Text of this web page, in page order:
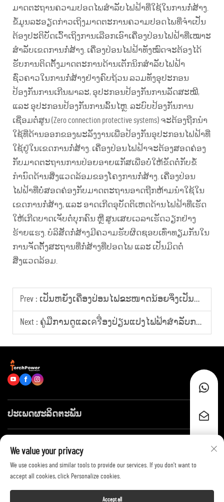
ມາດຕະຖານຄວາມປອດໄພສຳລັບໄຟຟ້າທີ່ໃຊ້ໃນການກໍ່ສ້າງ.
ຂໍ້ມູນລະອຽດກ່າວເຖິງມາດຕະການຄວາມປອດໄພທີ່ຈຳເປັນ
ຕ້ອງປະຕິບັດເວົ້າເຖິງການເລືອກເອົາເຄື່ອງປ່ອນໄຟຟ້າທີ່ເໝາະ
ສຳລັບເຂດການກໍ່ສ້າງ. ເຄື່ອງປ່ອນໄຟຟ້າທັງໝົດຈະຕ້ອງໄດ້
ຮັບການຕິດຕັ້ງມາດຕະການດ້ານເຕັກນິກສຳລັບໄຟຟ້າ
ຊົ່ວຄາວໃນການກໍ່ສ້າງຢ່າງຄົບຖ້ວນ ລວມທັງອຸປະກອນ
ປ້ອງກັນການເກີນພາລະ, ອຸປະກອນປ້ອງກັນການລັດສະໝີ,
ແລະ ອຸປະກອນປ້ອງກັນການລົ້ນໄຫຼ. ລະບົບປ້ອງກັນການ
ເຊື່ອມຕໍ່ສູນ (Zero connection protective systems) ຈະຕ້ອງຖືກນຳ
ໃຊ້ທີ່ດ້ານອອກຂອງພະລັງງານເພື່ອປ້ອງກັນອຸປະກອນໄຟຟ້າທີ່
ໃຊ້ຢູ່ໃນເຂດການກໍ່ສ້າງ. ເຄື່ອງປ່ອນໄຟຟ້າຈະຕ້ອງສອດຄ່ອງ
ກັບມາດຕະຖານການປ່ອຍອາຍແກັສເພື່ອບໍ່ໃຫ້ຂັດຕໍ່ກັບຂໍ້
ກຳນົດດ້ານສິ່ງແວດລ້ອມຂອງໂຄງການກໍ່ສ້າງ. ເຄື່ອງປ່ອນ
ໄຟຟ້າທີ່ບໍ່ສອດຄ່ອງກັບມາດຕະຖານອາດຖືກຫ້າມນຳໃຊ້ໃນ
ເຂດການກໍ່ສ້າງ, ແລະ ອາດເກີດອຸບັດຕິເຫດດ້ານໄຟຟ້າທີ່ເຮັດ
ໃຫ້ເກີດບາດເຈັບຕໍ່ບຸກຄົນ ຫຼື ສູນເສຍເວລາເຮັດວຽກຢ່າງ
ຮ້າຍແຮງ. ບໍລິສັດກໍ່ສ້າງມີຄວາມຮັບຜິດຊອບເທົ່າທຽມກັນໃນ
ການຈັດຕັ້ງສະຖານທີ່ກໍ່ສ້າງທີ່ປອດໄພ ແລະ ເປັນມິດຕໍ່
ສິ່ງແວດລ້ອມ.
Prev : ເປັນຫຍັງເຄື່ອງປ່ອນໄຟຂະໜາດນ້ອຍຈຶ່ງເປັນທາງເລືອກທີ່ເໝາະສົມສຳລັບການສະໜອງພະລັງງານຊົ່ວຄາວ?
Next : ຄູ່ມືການດູແລເครື່ອງປ່ຽນແປງໄຟຟ້າສຳລັບການໃຊ້ງານໄຟຟ້າຢູ່ຕາມທີ່ເປີດ (outdoor) ໃນໄລຍະຍາວ
ປະເພດຜະລິດຕະພັນ
ຕິດຕໍ່ພວກເຮົາ
We value your privacy
We use cookies and similar tools to provide our services. If you don't want to
accept all cookies, click Personalize cookies.
Accept all